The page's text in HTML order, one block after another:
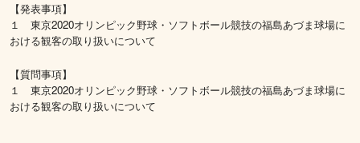
【発表事項】
１ 東京2020オリンピック野球・ソフトボール競技の福島あづま球場に
おける観客の取り扱いについて
【質問事項】
１ 東京2020オリンピック野球・ソフトボール競技の福島あづま球場に
おける観客の取り扱いについて